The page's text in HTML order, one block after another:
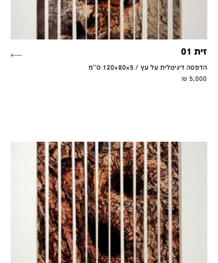
זית 01
הדפסה דיגיטלית על עץ / 120x80x5 ס''מ
5,000
₪